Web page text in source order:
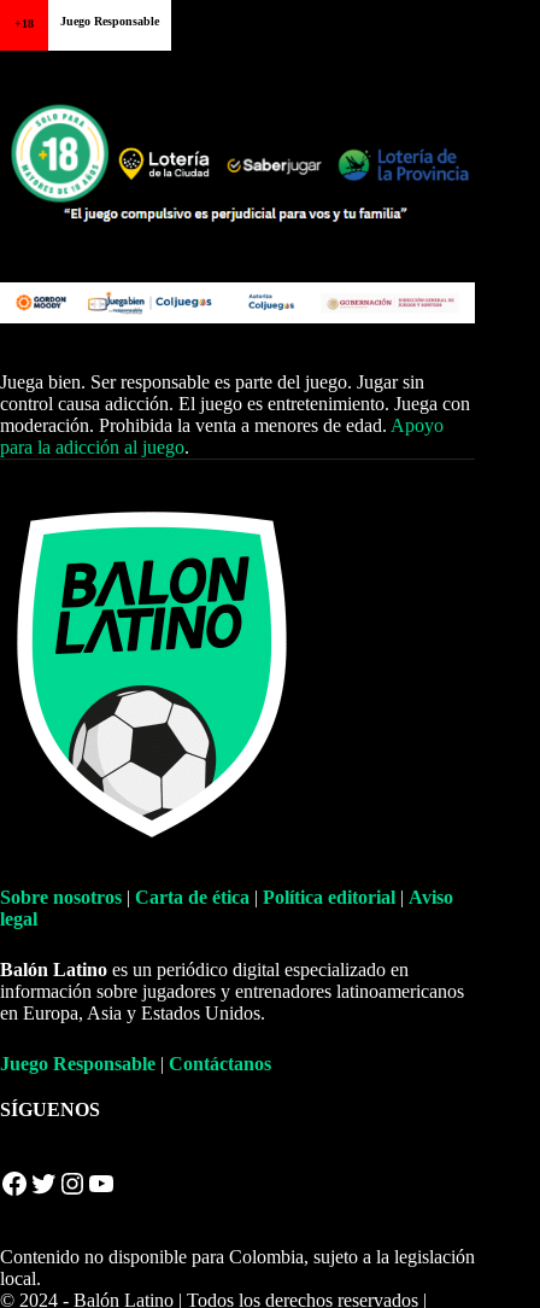
+18 Juego Responsable
Juega bien. Ser responsable es parte del juego. Jugar sin
control causa adicción. El juego es entretenimiento. Juega con
moderación. Prohibida la venta a menores de edad. Apoyo
para la adicción al juego.
Sobre nosotros | Carta de ética | Política editorial | Aviso
legal
Balón Latino es un periódico digital especializado en
información sobre jugadores y entrenadores latinoamericanos
en Europa, Asia y Estados Unidos.
Juego Responsable | Contáctanos
SÍGUENOS
Facebook Twitter Instagram YouTube
Contenido no disponible para Colombia, sujeto a la legislación
local.
© 2024 - Balón Latino | Todos los derechos reservados |